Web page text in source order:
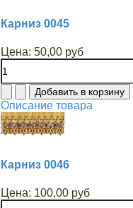
Карниз 0045
Цена: 50,00 руб
Описание товара
Карниз 0046
Цена: 100,00 руб